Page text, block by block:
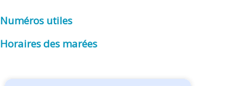
Numéros utiles
Horaires des marées